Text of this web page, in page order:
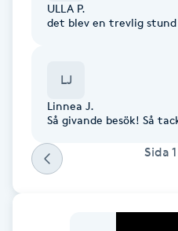
Fet hårbotten
Fibromassage
Fillers
ULLA P.
det blev en trevlig stund
LJ
Linnea J.
Så givande besök! Så
Sida 1